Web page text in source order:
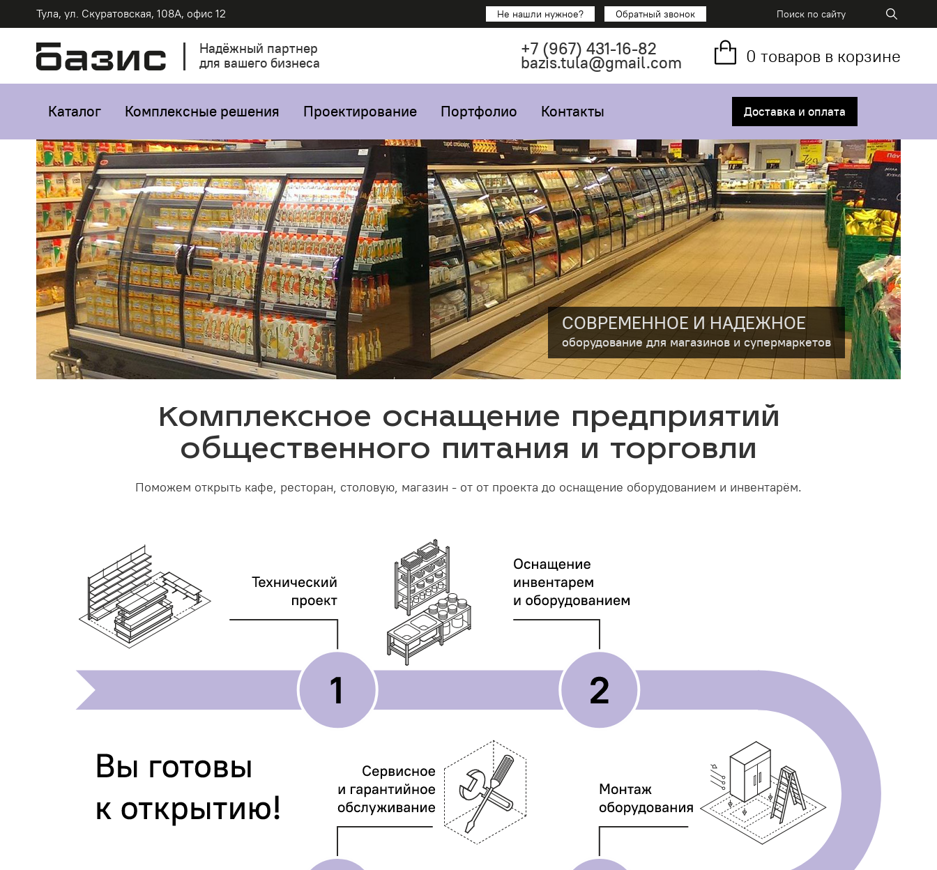
Тула, ул. Скуратовская, 108А, офис 12 Не нашли нужное? Обратный звонок
Надёжный партнер
для вашего бизнеса
+7 (967) 431-16-82
bazis.tula@gmail.com 0 товаров в корзине
Каталог Комплексные решения Проектирование Портфолио Контакты Доставка и оплата
СОВРЕМЕННОЕ И НАДЕЖНОЕ
оборудование для магазинов и супермаркетов
Комплексное оснащение предприятий
общественного питания и торговли
Поможем открыть кафе, ресторан, столовую, магазин - от от проекта до оснащение оборудованием и инвентарём.